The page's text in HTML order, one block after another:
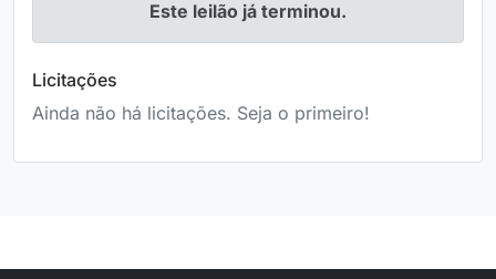
Este leilão já terminou.
Licitações
Ainda não há licitações. Seja o primeiro!